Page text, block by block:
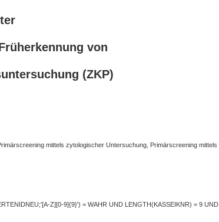
von
(ZKP)
mittels zytologischer Untersuchung, Primärscreening
Z][0-9]{9}') = WAHR UND LENGTH(KASSEIKNR) = 9